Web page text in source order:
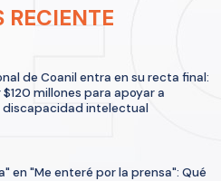
RECIENTE
de Coanil entra en su recta final:
millones para apoyar a
discapacidad intelectual
en "Me enteré por la prensa": Qué